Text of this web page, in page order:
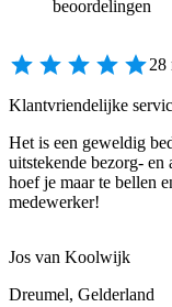
beoordelingen
28
Klantvriendelijke
Het is een geweldig
uitstekende bezorg-
hoef je maar te bellen
medewerker!
Jos van Koolwijk
Dreumel, Gelderland